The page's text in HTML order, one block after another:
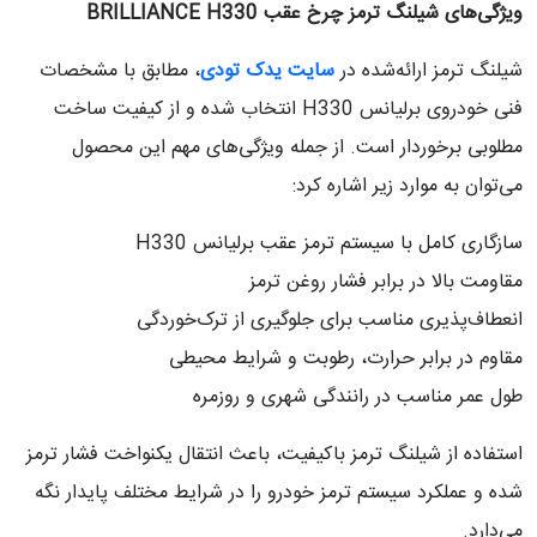
ویژگی‌های شیلنگ ترمز چرخ عقب BRILLIANCE H330
شیلنگ ترمز ارائه‌شده درسایت یدک تودی، مطابق با مشخصات
فنی خودروی برلیانس H330 انتخاب شده و از کیفیت ساخت
مطلوبی برخوردار است. از جمله ویژگی‌های مهم این محصول
می‌توان به موارد زیر اشاره کرد:
سازگاری کامل با سیستم ترمز عقب برلیانس H330
مقاومت بالا در برابر فشار روغن ترمز
انعطاف‌پذیری مناسب برای جلوگیری از ترک‌خوردگی
مقاوم در برابر حرارت، رطوبت و شرایط محیطی
طول عمر مناسب در رانندگی شهری و روزمره
استفاده از شیلنگ ترمز باکیفیت، باعث انتقال یکنواخت فشار ترمز
شده و عملکرد سیستم ترمز خودرو را در شرایط مختلف پایدار نگه